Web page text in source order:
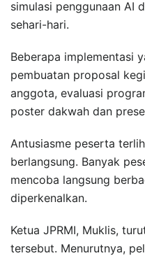
simulasi penggunaan AI
sehari-hari.
Beberapa implementasi
pembuatan proposal
anggota, evaluasi
poster dakwah dan
Antusiasme peserta
berlangsung. Banyak
mencoba langsung
diperkenalkan.
Ketua JPRMI, Muklis,
tersebut. Menurutnya,